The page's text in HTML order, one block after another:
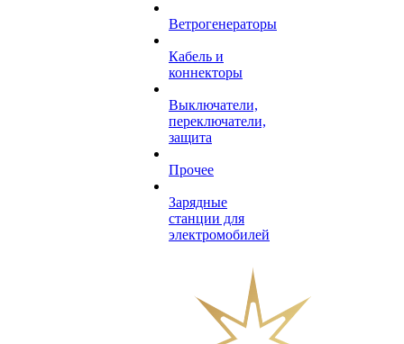
Ветрогенераторы
Кабель и
коннекторы
Выключатели,
переключатели,
защита
Прочее
Зарядные
станции для
электромобилей